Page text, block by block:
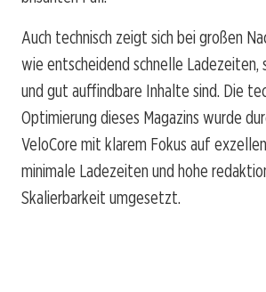
Auch technisch zeigt sich bei großen
wie entscheidend schnelle
und gut auffindbare Inhalte sind. Die
Optimierung dieses Magazins wurde
VeloCore mit klarem Fokus auf
minimale Ladezeiten und hohe
Skalierbarkeit umgesetzt.